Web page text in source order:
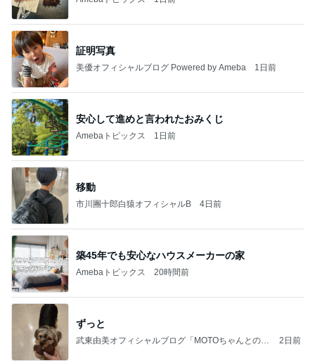
証明写真
美優オフィシャルブログ Powered by Ameba 1日前
安心して進めと言われたおみくじ
Amebaトピックス 1日前
移動
市川團十郎白猿オフィシャルB 4日前
築45年でも安心なハウスメーカーの家
Amebaトピックス 20時間前
ずっと
武東由美オフィシャルブログ「MOTOちゃんとのは
2日前